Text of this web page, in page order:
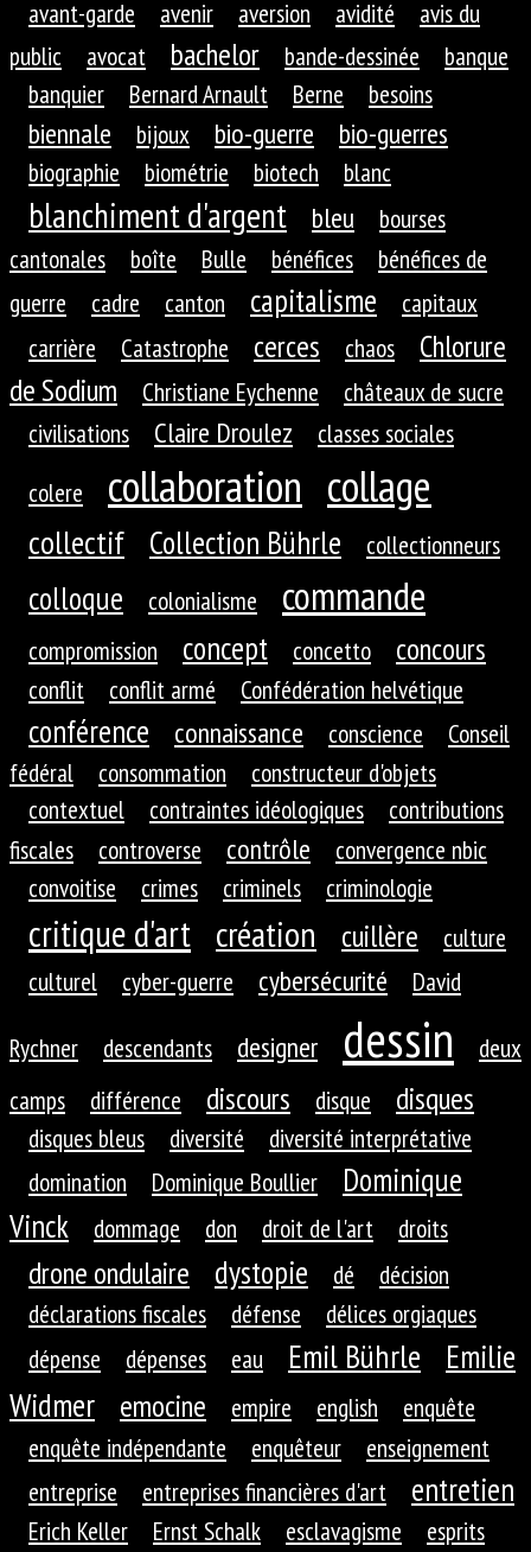
avant-garde avenir aversion avidité
avis du
public
avocat bachelor bande-dessinée
banque
banquier
Bernard Arnault Berne besoins
biennale bijoux bio-guerre bio-guerres
biographie biométrie biotech blanc
blanchiment d'argent bleu
bourses
cantonales
boîte Bulle bénéfices
bénéfices de
guerre
cadre canton capitalisme
capitaux
carrière
Catastrophe cerces chaos
Chlorure
de Sodium
Christiane Eychenne
châteaux de sucre
civilisations
Claire Droulez
classes sociales
colere
collaboration collage
collectif Collection Bührle collectionneurs
colloque colonialisme commande
compromission concept concetto concours
conflit conflit armé Confédération helvétique
conférence connaissance conscience
Conseil
fédéral
consommation
constructeur d'objets
contextuel
contraintes idéologiques
contributions
fiscales
controverse contrôle
convergence nbic
convoitise
crimes criminels criminologie
critique d'art création cuillère
culture
culturel
cyber-guerre cybersécurité
David
Rychner
descendants designer dessin
deux
camps
différence discours disque disques
disques bleus diversité
diversité interprétative
domination
Dominique Boullier
Dominique
Vinck
dommage don droit de l'art droits
drone ondulaire dystopie dé
décision
déclarations fiscales
défense
délices orgiaques
dépense
dépenses eau Emil Bührle
Emilie
Widmer
emocine empire english
enquête
enquête indépendante
enquêteur
enseignement
entreprise
entreprises financières d'art entretien
Erich Keller Ernst Schalk esclavagisme esprits